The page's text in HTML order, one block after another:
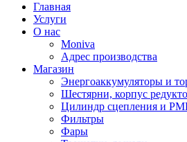
Главная
Услуги
О нас
Moniva
Адрес производства
Магазин
Энергоаккумуляторы и
Шестярни, корпус
Цилиндр сцепления и
Фильтры
Фары